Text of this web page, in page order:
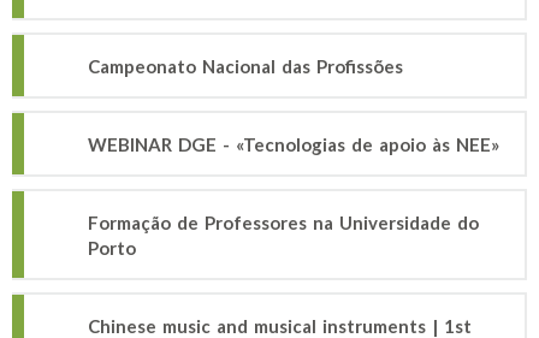
Campeonato Nacional das Profissões
WEBINAR DGE - «Tecnologias de apoio às NEE»
Formação de Professores na Universidade do
Porto
Chinese music and musical instruments | 1st